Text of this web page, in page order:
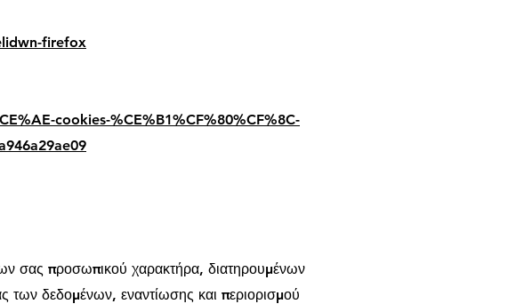
firefox
cookies-%CE%B1%CF%80%CF%8C-
σας προσωπικού χαρακτήρα, διατηρουμένων
δεδομένων, εναντίωσης και περιορισμού